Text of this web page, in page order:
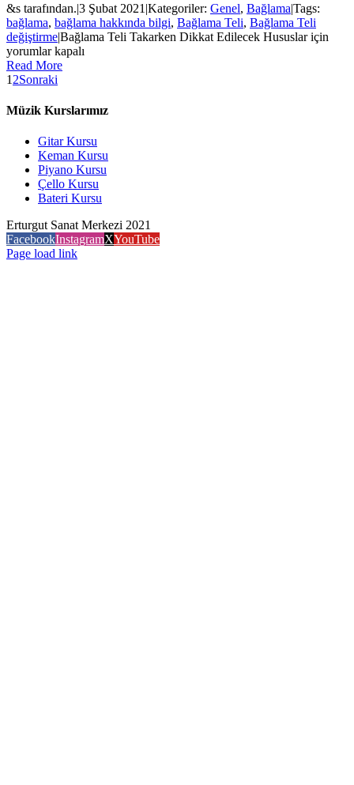
&s tarafından.|3 Şubat 2021 |Kategoriler: Genel, Bağlama|Tags:
bağlama, bağlama hakkında bilgi, Bağlama Teli, Bağlama Teli
değiştirme|Bağlama Teli Takarken Dikkat Edilecek Hususlar için
yorumlar kapalı
Read More
1 2Sonraki
Müzik Kurslarımız
Gitar Kursu
Keman Kursu
Piyano Kursu
Çello Kursu
Bateri Kursu
Erturgut Sanat Merkezi 2021
FacebookInstagramXYouTube
Page load link